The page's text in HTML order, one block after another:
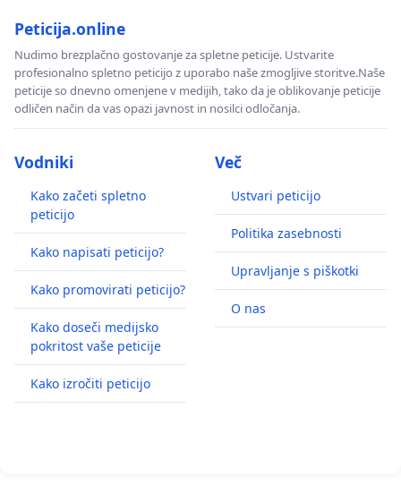
Peticija.online
Nudimo brezplačno gostovanje za spletne peticije. Ustvarite
profesionalno spletno peticijo z uporabo naše zmogljive storitve.Naše
peticije so dnevno omenjene v medijih, tako da je oblikovanje peticije
odličen način da vas opazi javnost in nosilci odločanja.
Vodniki
Kako začeti spletno
peticijo
Kako napisati peticijo?
Kako promovirati peticijo?
Kako doseči medijsko
pokritost vaše peticije
Kako izročiti peticijo
Več
Ustvari peticijo
Politika zasebnosti
Upravljanje s piškotki
O nas